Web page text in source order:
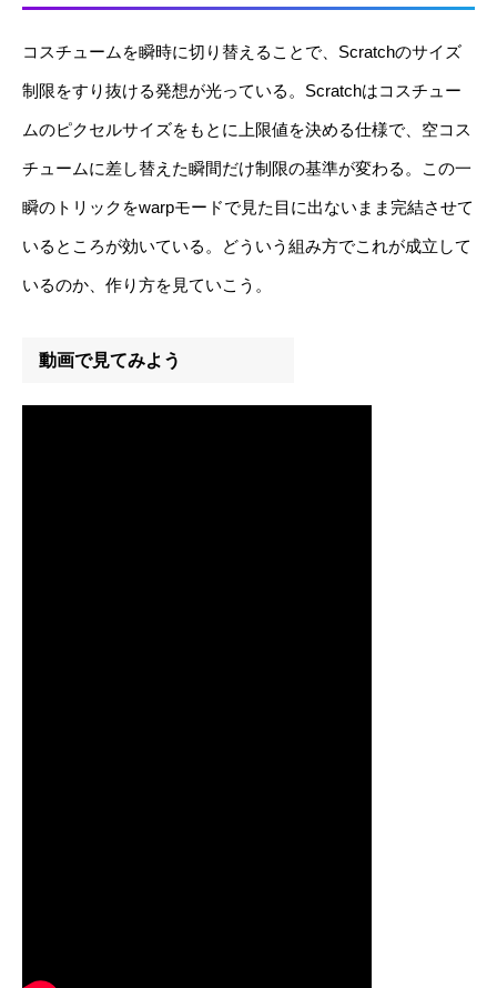
コスチュームを瞬時に切り替えることで、Scratchのサイズ
制限をすり抜ける発想が光っている。Scratchはコスチュー
ムのピクセルサイズをもとに上限値を決める仕様で、空コス
チュームに差し替えた瞬間だけ制限の基準が変わる。この一
瞬のトリックをwarpモードで見た目に出ないまま完結させて
いるところが効いている。どういう組み方でこれが成立して
いるのか、作り方を見ていこう。
動画で見てみよう